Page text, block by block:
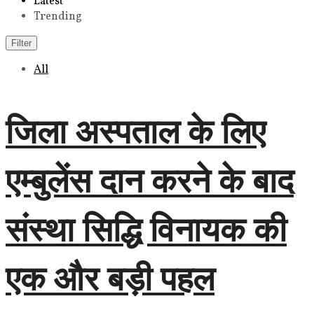
Trending
Filter
All
जिला अस्पताल के लिए
एम्बुलेंस दान करने के बाद
संस्था सिद्धि विनायक की
एक और बड़ी पहल